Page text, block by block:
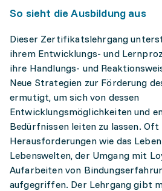
So sieht die Ausbildung aus
Dieser Zertifikatslehrgang
ihrem Entwicklungs- und
ihre Handlungs- und
Neue Strategien zur Förderung
ermutigt, um sich von dessen
Entwicklungsmöglichkeiten und
Bedürfnissen leiten zu lassen.
Herausforderungen wie das
Lebenswelten, der Umgang mit
Aufarbeiten von
aufgegriffen. Der Lehrgang gibt